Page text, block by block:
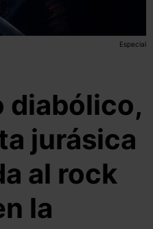
Especial
diabólico,
jurásica
al rock
la